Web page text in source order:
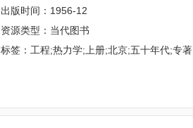
出版时间：1956-12
资源类型：当代图书
标签：工程;热力学;上册;北京;五十年代;专著